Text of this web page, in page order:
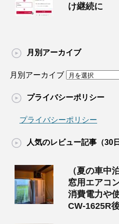
け継続に
月別アーカイブ
月別アーカイブ
プライバシーポリシー
プライバシーポリシー
人気のレビュー記事（30
（夏の車中
窓用エアコ
消費電力や
CW-1625R